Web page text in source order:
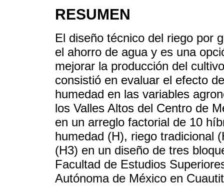
RESUMEN
El diseño técnico del riego por
el ahorro de agua y es una
mejorar la producción del
consistió en evaluar el efecto
humedad en las variables
los Valles Altos del Centro de
en un arreglo factorial de 10
humedad (H), riego tradicional
(H3) en un diseño de tres
Facultad de Estudios
Autónoma de México en